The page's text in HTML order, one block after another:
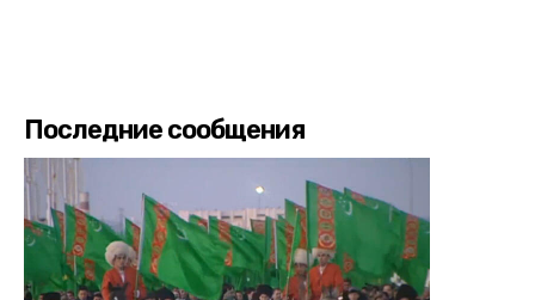
Последние сообщения